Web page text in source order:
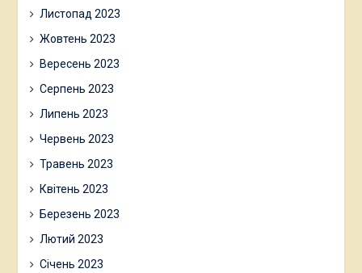
Листопад 2023
Жовтень 2023
Вересень 2023
Серпень 2023
Липень 2023
Червень 2023
Травень 2023
Квітень 2023
Березень 2023
Лютий 2023
Січень 2023